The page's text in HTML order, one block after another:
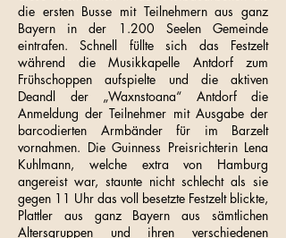
die ersten Busse mit Teilnehmern aus ganz
Bayern in der 1.200 Seelen Gemeinde
eintrafen. Schnell füllte sich das Festzelt
während die Musikkapelle Antdorf zum
Frühschoppen aufspielte und die aktiven
Deandl der „Waxnstoana“ Antdorf die
Anmeldung der Teilnehmer mit Ausgabe der
barcodierten Armbänder für im Barzelt
vornahmen. Die Guinness Preisrichterin Lena
Kuhlmann, welche extra von Hamburg
angereist war, staunte nicht schlecht als sie
gegen 11 Uhr das voll besetzte Festzelt blickte,
Plattler aus ganz Bayern aus sämtlichen
Altersgruppen und ihren verschiedenen